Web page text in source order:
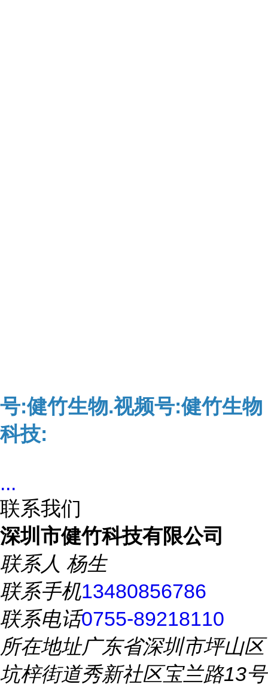
号:健竹生物.视频号:健竹生物
科技:
...
联系我们
深圳市健竹科技有限公司
联系人 杨生
联系手机13480856786
联系电话0755-89218110
所在地址广东省深圳市坪山区
坑梓街道秀新社区宝兰路13号